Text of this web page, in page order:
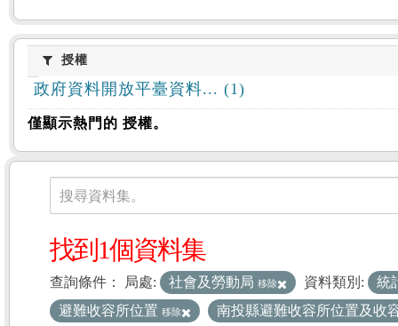
授權授權
政府資料開放平臺資料... (1)
僅顯示熱門的 授權。
資料集
搜尋資料集。
找到1個資料集
查詢條件： 局處: 社會及勞動局 移除 資料類別:
統
避難收容所位置 移除 南投縣避難收容所位置及收